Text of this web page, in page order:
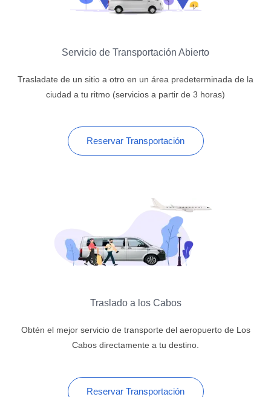
Servicio de Transportación Abierto
Trasladate de un sitio a otro en un área predeterminada de la
ciudad a tu ritmo (servicios a partir de 3 horas)
Reservar Transportación
Traslado a los Cabos
Obtén el mejor servicio de transporte del aeropuerto de Los
Cabos directamente a tu destino.
Reservar Transportación